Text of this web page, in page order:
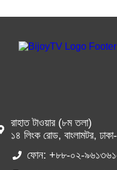
রাহাত টাওয়ার (৮ম তলা)
১৪ লিংক রোড, বাংলামটর,
ফোন: +৮৮-০২-